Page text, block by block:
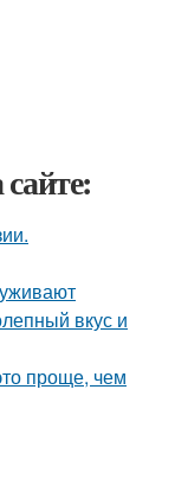
вкус и
проще, чем